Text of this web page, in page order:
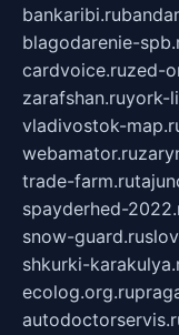
bankaribi.ru
blagodarenie-
cardvoice.ruzed-
zarafshan.ruyork-
vladivostok-
webamator.ru
trade-farm.ru
spayderhed-
snow-guard.ru
shkurki-
ecolog.org.ru